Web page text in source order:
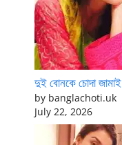
দুই বোনকে চোদা জামাই
by banglachoti.uk
July 22, 2026